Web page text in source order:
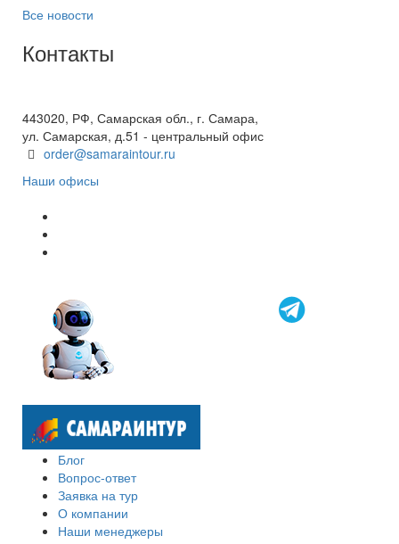
Все новости
Контакты
443020, РФ, Самарская обл., г. Самара,
ул. Самарская, д.51 - центральный офис
order@samaraintour.ru
Наши офисы
Блог
Вопрос-ответ
Заявка на тур
О компании
Наши менеджеры